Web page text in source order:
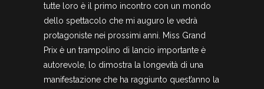
tutte loro è il primo incontro con un mondo
dello spettacolo che mi auguro le vedrà
protagoniste nei prossimi anni. Miss Grand
Prix è un trampolino di lancio importante è
autorevole, lo dimostra la longevità di una
manifestazione che ha raggiunto quest’anno la